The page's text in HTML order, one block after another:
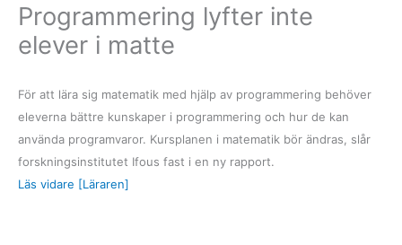
Programmering lyfter inte
elever i matte
För att lära sig matematik med hjälp av programmering behöver
eleverna bättre kunskaper i programmering och hur de kan
använda programvaror. Kursplanen i matematik bör ändras, slår
forskningsinstitutet Ifous fast i en ny rapport.
Läs vidare [Läraren]